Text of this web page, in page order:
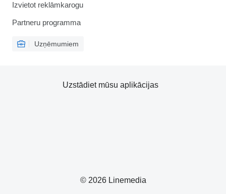
Izvietot reklāmkarogu
Partneru programma
Uzņēmumiem
© 2026 Linemedia
Uzstādiet mūsu aplikācijas